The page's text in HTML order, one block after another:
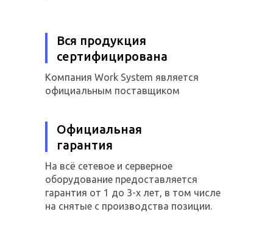
Вся продукция
сертифицирована
Компания Work System является
официальным поставщиком
Официальная
гарантия
На всё сетевое и серверное
оборудование предоставляется
гарантия от 1 до 3-х лет, в том числе
на снятые с производства позиции.